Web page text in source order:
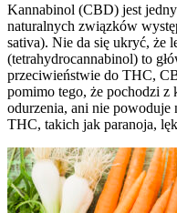
Kannabinol (CBD) jest
naturalnych związków
sativa). Nie da się ukryć, że
(tetrahydrocannabinol) to
przeciwieństwie do THC,
pomimo tego, że pochodzi
odurzenia, ani nie
THC, takich jak paranoja,